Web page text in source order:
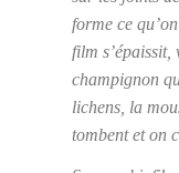
forme ce
film s’é­pais­sit,
cham­pi­gnon
lichens, la
tombent et on